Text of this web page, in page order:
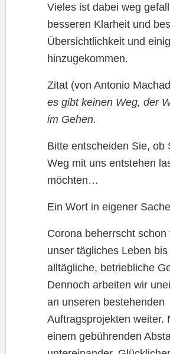
Vieles ist dabei weg
besseren Klarheit und
Übersichtlichkeit und
hinzugekommen.
Zitat (von Antonio
es gibt keinen Weg, der
im Gehen.
Bitte entscheiden Sie, ob
Weg mit uns entstehen
möchten…
Ein Wort in eigener
Corona beherrscht schon
unser tägliches Leben
alltägliche, betriebliche
Dennoch arbeiten wir
an unseren bestehenden
Auftragsprojekten weiter.
einem gebührenden